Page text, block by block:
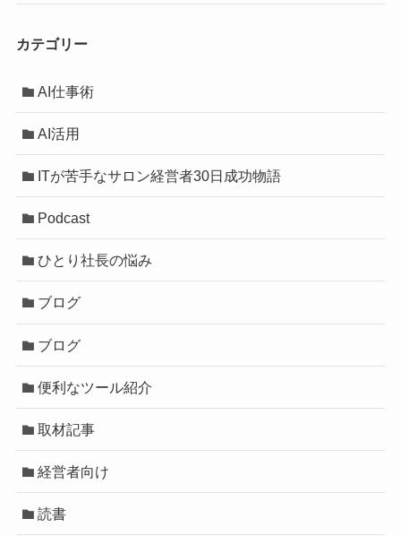
カテゴリー
AI仕事術
AI活用
ITが苦手なサロン経営者30日成功物語
Podcast
ひとり社長の悩み
ブログ
ブログ
便利なツール紹介
取材記事
経営者向け
読書